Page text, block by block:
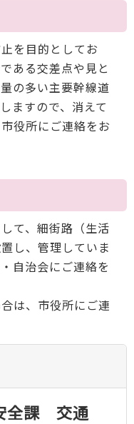
を目的としてお
ある交差点や見と
の多い主要幹線道
ますので、消えて
役所にご連絡をお
て、細街路（生活
し、管理していま
自治会にご連絡を
は、市役所にご連
全課 交通